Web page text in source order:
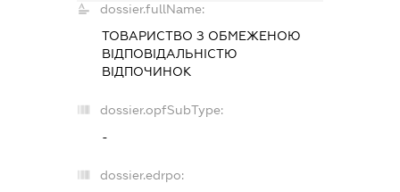
dossier.fullName:
ТОВАРИСТВО З ОБМЕЖЕНОЮ
ВІДПОВІДАЛЬНІСТЮ
ВІДПОЧИНОК
dossier.opfSubType:
-
dossier.edrpo: